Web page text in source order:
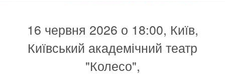
16 червня 2026 о 18:00, Київ,
Київський академічний театр
"Колесо",